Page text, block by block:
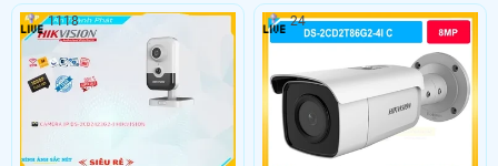
đêm màu Starlight. Công nghệ AI
phát hiện người, thú cưng, phương
tiện và còi báo động 99dB. Hỗ trợ
Wi-Fi 2.4GHz/5GHz, chuẩn IP66
kháng nước và bụi
Hồng ngoại tầm xa ban đêm 30m
và Full-Color Night Vision. Tích hợp
2 đèn Floodlight 2800 Lumen, công
nghệ nhận diện AI thông minh phát
hiện chuyển động, còi báo động
93dB và đàm thoại hai chiều.
1118 24